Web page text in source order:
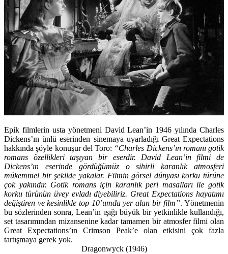
Epik filmlerin usta yönetmeni David Lean’in 1946 yılında Charles
Dickens’ın ünlü eserinden sinemaya uyarladığı Great Expectations
hakkında şöyle konuşur del Toro: “Charles Dickens’ın romanı gotik
romans özellikleri taşıyan bir eserdir. David Lean’in filmi de
Dickens’ın eserinde gördüğümüz o sihirli karanlık atmosferi
mükemmel bir şekilde yakalar. Filmin görsel dünyası korku türüne
çok yakındır. Gotik romans için karanlık peri masalları ile gotik
korku türünün üvey evladı diyebiliriz. Great Expectations hayatımı
değiştiren ve kesinlikle top 10’umda yer alan bir film”. Yönetmenin
bu sözlerinden sonra, Lean’in ışığı büyük bir yetkinlikle kullandığı,
set tasarımından mizansenine kadar tamamen bir atmosfer filmi olan
Great Expectations’ın Crimson Peak’e olan etkisini çok fazla
tartışmaya gerek yok.
Dragonwyck (1946)